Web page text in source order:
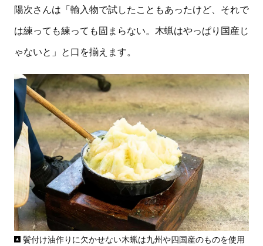
陽次さんは「輸入物で試したこともあったけど、それで
は練っても練っても固まらない。木蝋はやっぱり国産じ
ゃないと」と口を揃えます。
鬢付け油作りに欠かせない木蝋は九州や四国産のものを使用